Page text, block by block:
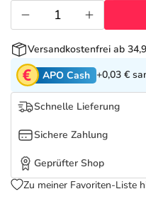
Tierapotheke
Vitamine &
Marken
Salus Deals
Versandkostenfrei ab
APO Cash +0,03 €
Schnelle Lieferung
Sichere Zahlung
Geprüfter Shop
Zu meiner Favoriten-Liste